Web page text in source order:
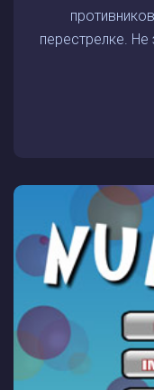
перестрелке.